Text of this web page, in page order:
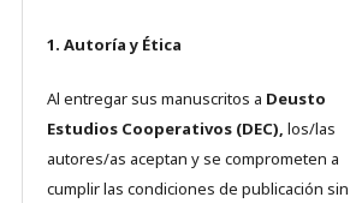
1. Autoría y Ética
Al entregar sus manuscritos a Deusto
Estudios Cooperativos (DEC), los/las
autores/as aceptan y se comprometen a
cumplir las condiciones de publicación sin